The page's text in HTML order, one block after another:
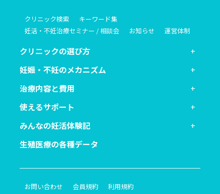
クリニック検索
キーワード集
妊活・不妊治療セミナー / 相談会
お知らせ 運営体制
クリニックの選び方
妊娠・不妊のメカニズム
治療内容と費用
使えるサポート
みんなの妊活体験記
生殖医療の各種データ
お問い合わせ 会員規約
利用規約